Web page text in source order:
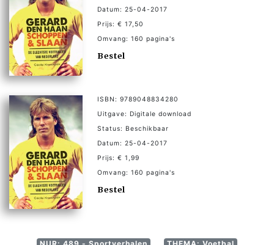
Datum: 25-04-2017
Prijs: € 17,50
Omvang: 160 pagina's
Bestel
ISBN: 9789048834280
Uitgave: Digitale download
Status: Beschikbaar
Datum: 25-04-2017
Prijs: € 1,99
Omvang: 160 pagina's
Bestel